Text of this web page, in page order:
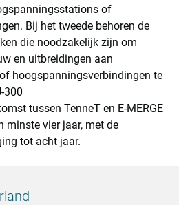
of
Bij het tweede behoren de
die noodzakelijk zijn om
en uitbreidingen aan
hoogspanningsverbindingen te
300
tussen TenneT en E-MERGE
minste vier jaar, met de
tot acht jaar.